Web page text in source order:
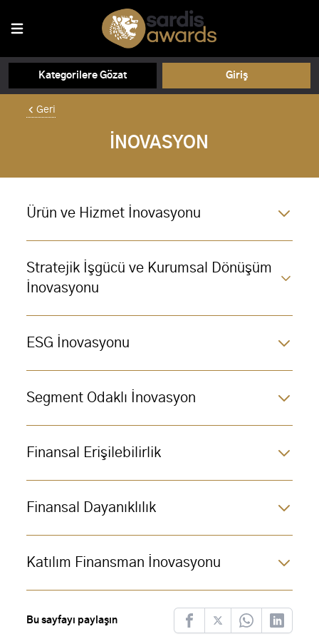
Kategorilere Gözat Giriş
Geri
İNOVASYON
Ürün ve Hizmet İnovasyonu
Stratejik İşgücü ve Kurumsal Dönüşüm
İnovasyonu
ESG İnovasyonu
Segment Odaklı İnovasyon
Finansal Erişilebilirlik
Finansal Dayanıklılık
Katılım Finansman İnovasyonu
Bu sayfayı paylaşın
FacebookTwitterWhatsappLinkedIn